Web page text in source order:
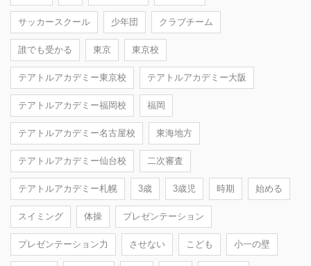
サッカースクール 少年団 クラブチーム
誰でも受かる 東京 東京校
テアトルアカデミー東京校 テアトルアカデミー大阪
テアトルアカデミー福岡校 福岡
テアトルアカデミー名古屋校 東海地方
テアトルアカデミー仙台校 二次審査
テアトルアカデミー札幌 3歳 3歳児 時期 始める
スイミング 体操 プレゼンテーション
プレゼンテーション力 させない こども 小一の壁